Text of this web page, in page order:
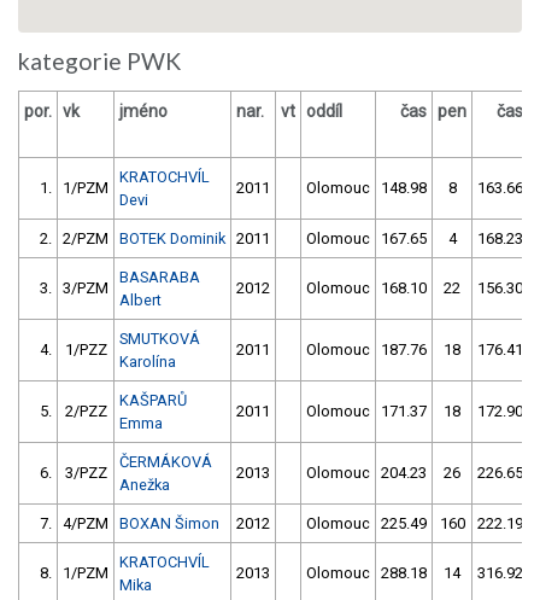
kategorie PWK
por. vk jméno nar. vt oddíl čas pen čas
1. 1/PZM
KRATOCHVÍL
Devi
2011 Olomouc 148.98 8 163.66
2. 2/PZM BOTEK Dominik 2011 Olomouc 167.65 4 168.23
3. 3/PZM
BASARABA
Albert
2012 Olomouc 168.10 22 156.30
4. 1/PZZ
SMUTKOVÁ
Karolína
2011 Olomouc 187.76 18 176.41
5. 2/PZZ
KAŠPARŮ
Emma
2011 Olomouc 171.37 18 172.90
6. 3/PZZ
ČERMÁKOVÁ
Anežka
2013 Olomouc 204.23 26 226.65
7. 4/PZM BOXAN Šimon 2012 Olomouc 225.49 160 222.19
8. 1/PZM
KRATOCHVÍL
Mika
2013 Olomouc 288.18 14 316.92